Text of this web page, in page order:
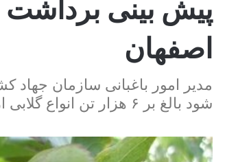
اصفهان
مدیر امور باغبانی سازمان
شود بالغ بر ۶ هزار تن انواع گلابی از اراضی کشاورزی استان اصفهان برداشت شود.